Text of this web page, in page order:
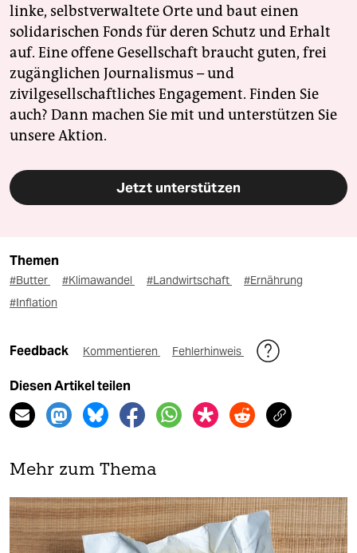
linke, selbstverwaltete Orte und baut einen
solidarischen Fonds für deren Schutz und Erhalt
auf. Eine offene Gesellschaft braucht guten, frei
zugänglichen Journalismus – und
zivilgesellschaftliches Engagement. Finden Sie
auch? Dann machen Sie mit und unterstützen Sie
unsere Aktion.
Jetzt unterstützen
Themen
#Butter #Klimawandel #Landwirtschaft
#Ernährung
#Inflation
Feedback Kommentieren Fehlerhinweis
Diesen Artikel teilen
Mehr zum Thema